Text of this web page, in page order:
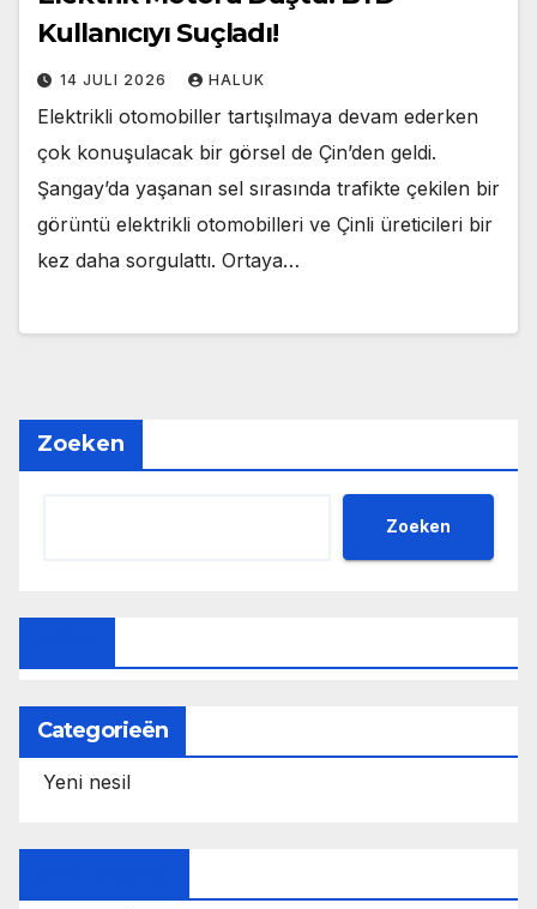
Kullanıcıyı Suçladı!
14 JULI 2026 HALUK
Elektrikli otomobiller tartışılmaya devam ederken
çok konuşulacak bir görsel de Çin’den geldi.
Şangay’da yaşanan sel sırasında trafikte çekilen bir
görüntü elektrikli otomobilleri ve Çinli üreticileri bir
kez daha sorgulattı. Ortaya…
Zoeken
Zoeken
Categorieën
Yeni nesil